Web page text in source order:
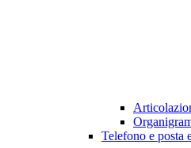
Telefono e posta